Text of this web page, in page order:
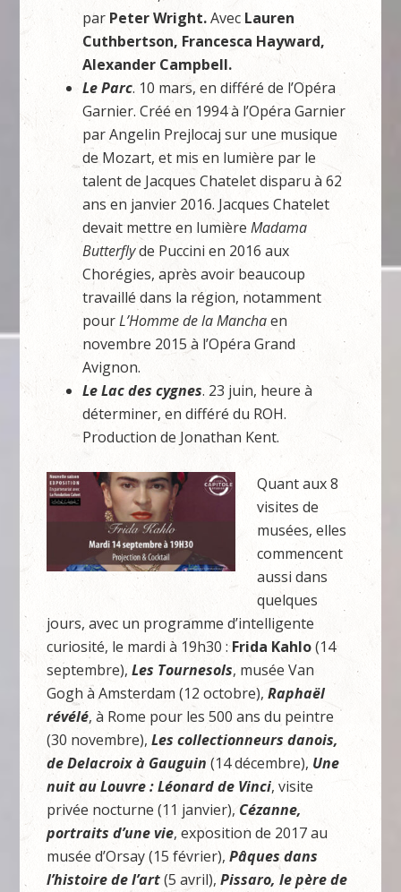
par Peter Wright.Avec Lauren
Cuthbertson, Francesca Hayward,
Alexander Campbell.
Le Parc. 10 mars, en différé de l’Opéra
Garnier. Créé en 1994 à l’Opéra Garnier
par Angelin Prejlocaj sur une musique
de Mozart, et mis en lumière par le
talent de Jacques Chatelet disparu à 62
ans en janvier 2016. Jacques Chatelet
devait mettre en lumièreMadama
Butterflyde Puccini en 2016 aux
Chorégies, après avoir beaucoup
travaillé dans la région, notamment
pourL’Homme de la Manchaen
novembre 2015 à l’Opéra Grand
Avignon.
Le Lac des cygnes. 23 juin, heure à
déterminer, en différé du ROH.
Production de Jonathan Kent.
Quant aux 8
visites de
musées, elles
commencent
aussi dans
quelques
jours, avec un programme d’intelligente
curiosité, le mardi à 19h30 :Frida Kahlo(14
septembre),Les Tournesols, musée Van
Gogh à Amsterdam (12 octobre),Raphaël
révélé, à Rome pour les 500 ans du peintre
(30 novembre),Les collectionneurs danois,
de Delacroix à Gauguin (14 décembre), Une
nuit au Louvre : Léonard de Vinci, visite
privée nocturne (11 janvier), Cézanne,
portraits d’une vie, exposition de 2017 au
musée d’Orsay (15 février),Pâques dans
l’histoire de l’art(5 avril),Pissaro, le père de